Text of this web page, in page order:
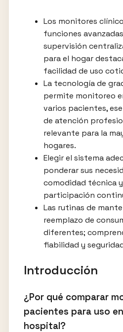
Los monitores
funciones
supervisión
para el hogar
facilidad de uso
La tecnología de
permite monitoreo
varios pacientes,
de atención
relevante para la
hogares.
Elegir el sistema
ponderar sus
comodidad técnica
participación
Las rutinas de
reemplazo de
diferentes;
fiabilidad y
Introducción
¿Por qué comparar
pacientes para uso
hospital?